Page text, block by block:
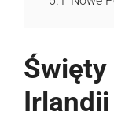
Święty
Irlandii